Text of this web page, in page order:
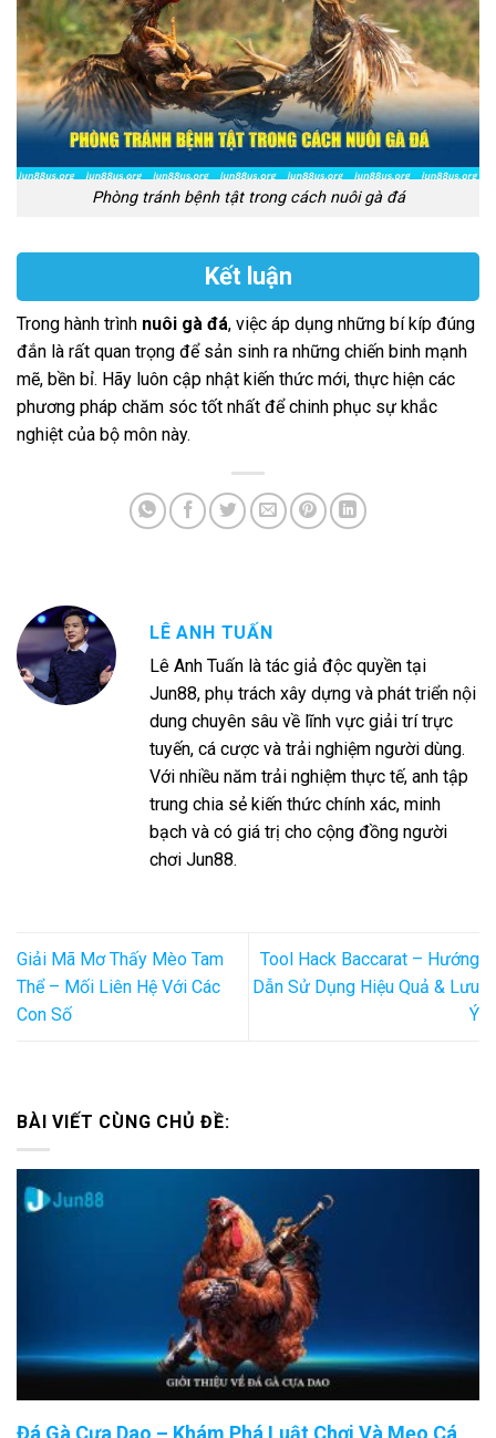
Phòng tránh bệnh tật trong cách nuôi gà đá
Kết luận
Trong hành trình nuôi gà đá, việc áp dụng những bí kíp đúng
đắn là rất quan trọng để sản sinh ra những chiến binh mạnh
mẽ, bền bỉ. Hãy luôn cập nhật kiến thức mới, thực hiện các
phương pháp chăm sóc tốt nhất để chinh phục sự khắc
nghiệt của bộ môn này.
LÊ ANH TUẤN
Lê Anh Tuấn là tác giả độc quyền tại
Jun88, phụ trách xây dựng và phát triển nội
dung chuyên sâu về lĩnh vực giải trí trực
tuyến, cá cược và trải nghiệm người dùng.
Với nhiều năm trải nghiệm thực tế, anh tập
trung chia sẻ kiến thức chính xác, minh
bạch và có giá trị cho cộng đồng người
chơi Jun88.
Giải Mã Mơ Thấy Mèo Tam
Thể – Mối Liên Hệ Với Các
Con Số
Tool Hack Baccarat – Hướng
Dẫn Sử Dụng Hiệu Quả & Lưu
Ý
BÀI VIẾT CÙNG CHỦ ĐỀ:
Đá Gà Cựa Dao – Khám Phá Luật Chơi Và Mẹo Cá